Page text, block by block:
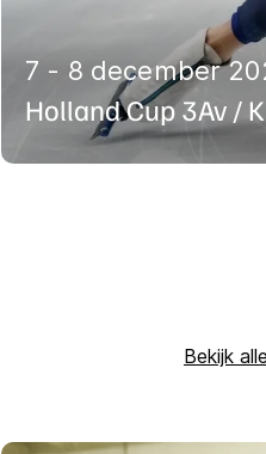
7 - 8 december
Holland Cup 3Av /
Bekijk